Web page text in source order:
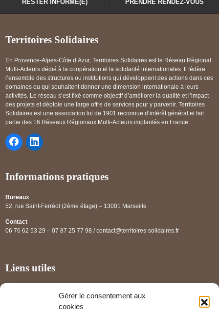
Gérer le consentement aux
cookies
RESTER INFORMÉ(E) PRENDRE RENDEZ-VOUS
Territoires Solidaires
En Provence-Alpes-Côte d’Azur, Territoires Solidaires est le Réseau Régional
Multi-Acteurs dédié à la coopération et la solidarité internationales. Il fédère
l’ensemble des structures ou institutions qui développent des actions dans ces
domaines ou qui souhaitent donner une dimension internationale à leurs
activités. Le réseau s’est fixé comme objectif d’améliorer la qualité et l’impact
des projets et déploie une large offre de services pour y parvenir. Territoires
Solidaires est une association loi de 1901 reconnue d’intérêt général et fait
partie des 16 Réseaux Régionaux Multi-Acteurs implantés en France.
Informations pratiques
Bureaux
52, rue Saint-Ferréol (2ème étage) – 13001 Marseille
Contact
06 76 62 53 29 – 07 87 25 77 98 / contact@territoires-solidaires.fr
Liens utiles
Panorama des projets